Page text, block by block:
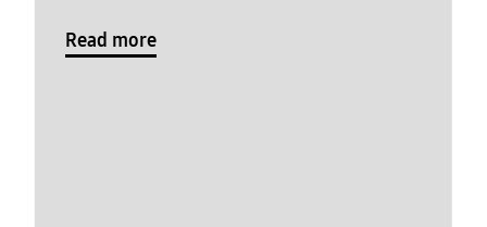
Read more